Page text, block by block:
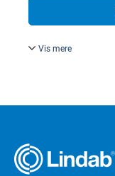
Vis mere